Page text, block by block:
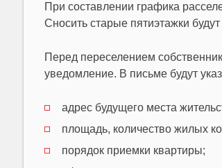
При составлении графика
Сносить старые пятиэтажки
Перед переселением
уведомление. В письме будут
адрес будущего места
площадь, количество жилых
порядок приемки квартиры;